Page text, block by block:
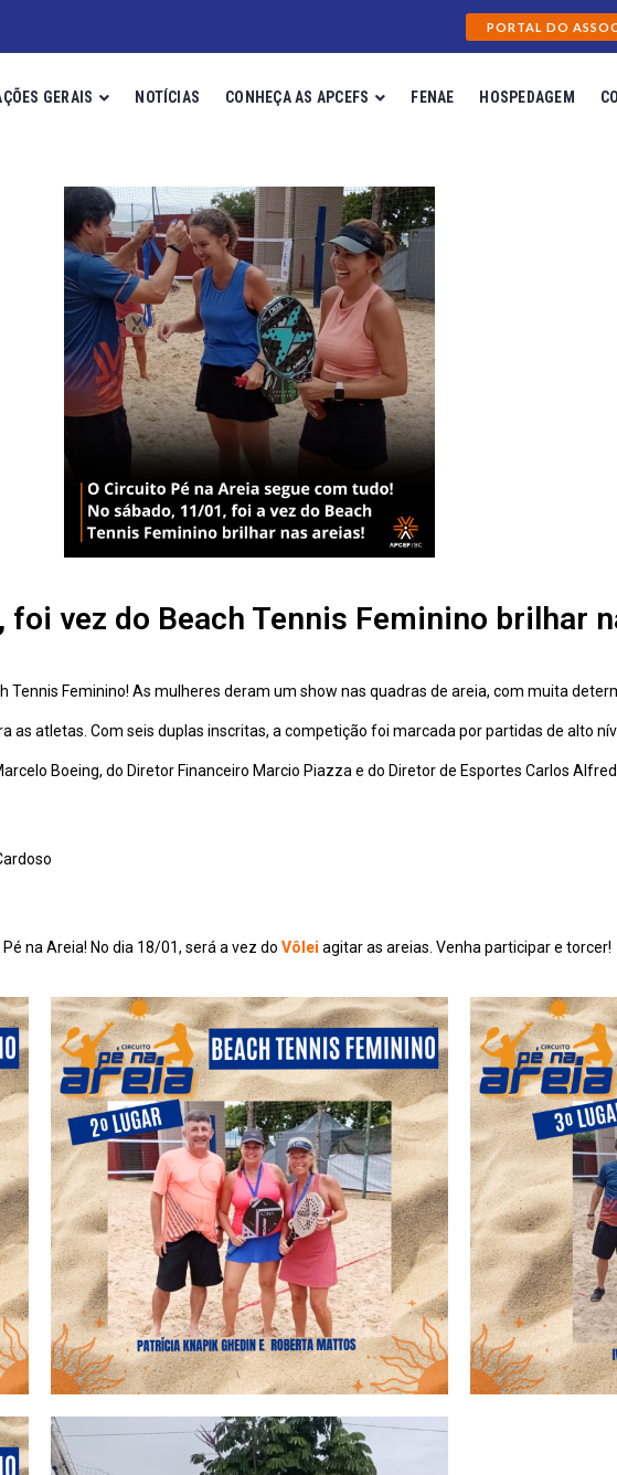
PORTAL DO
GERAIS NOTÍCIAS CONHEÇA AS APCEFS FENAE HOSPEDAGEM
foi vez do Beach Tennis Feminino brilhar
Tennis Feminino! As mulheres deram um show nas quadras de areia, com muita
atletas. Com seis duplas inscritas, a competição foi marcada por partidas de alto
Boeing, do Diretor Financeiro Marcio Piazza e do Diretor de Esportes Carlos
na Areia! No dia 18/01, será a vez do Vôlei agitar as areias. Venha participar e torcer!